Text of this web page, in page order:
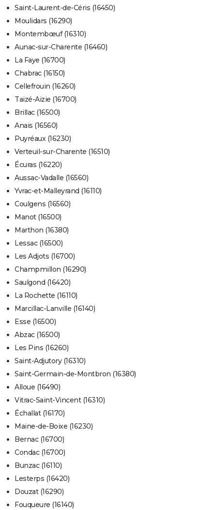
Saint-Laurent-de-Céris (16450)
Moulidars (16290)
Montembœuf (16310)
Aunac-sur-Charente (16460)
La Faye (16700)
Chabrac (16150)
Cellefrouin (16260)
Taizé-Aizie (16700)
Brillac (16500)
Anais (16560)
Puyréaux (16230)
Verteuil-sur-Charente (16510)
Écuras (16220)
Aussac-Vadalle (16560)
Yvrac-et-Malleyrand (16110)
Coulgens (16560)
Manot (16500)
Marthon (16380)
Lessac (16500)
Les Adjots (16700)
Champmillon (16290)
Saulgond (16420)
La Rochette (16110)
Marcillac-Lanville (16140)
Esse (16500)
Abzac (16500)
Les Pins (16260)
Saint-Adjutory (16310)
Saint-Germain-de-Montbron (16380)
Alloue (16490)
Vitrac-Saint-Vincent (16310)
Échallat (16170)
Maine-de-Boixe (16230)
Bernac (16700)
Condac (16700)
Bunzac (16110)
Lesterps (16420)
Douzat (16290)
Fouqueure (16140)